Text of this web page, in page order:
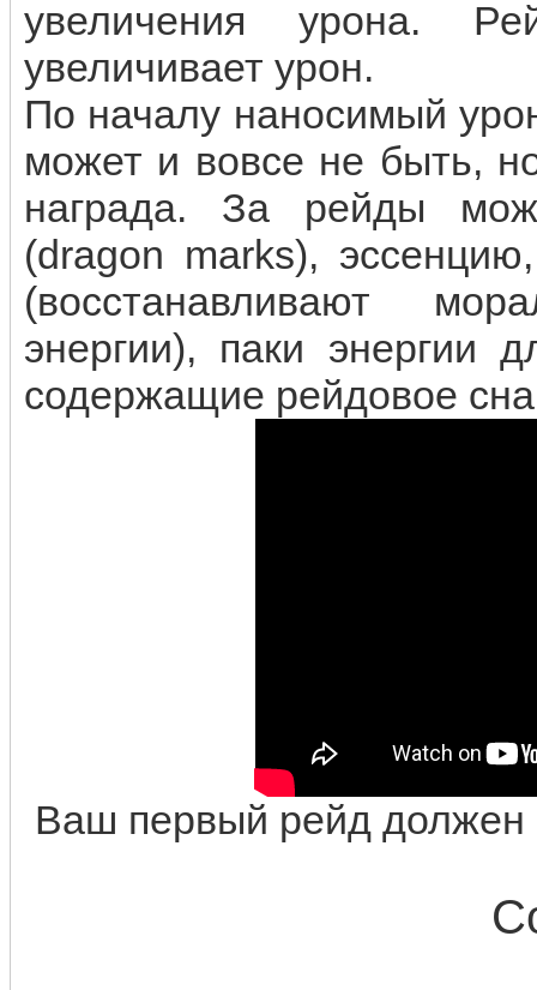
увеличения урона.
увеличивает урон.
По началу наносимый
может и вовсе не быть,
награда. За рейды
(dragon marks),
(восстанавливают
энергии), паки энергии
содержащие рейдовое
Ваш первый рейд должен